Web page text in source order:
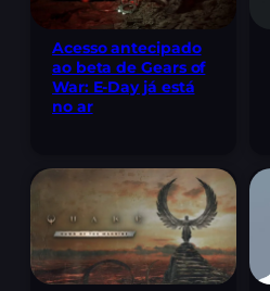
Acesso antecipado
ao beta de Gears of
War: E-Day já está
no ar